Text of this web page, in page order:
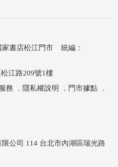
家書店松江門市 統編：
江路209號1樓
務 ． 隱私權說明 ． 門市據點 ．
公司 114 台北市內湖區瑞光路